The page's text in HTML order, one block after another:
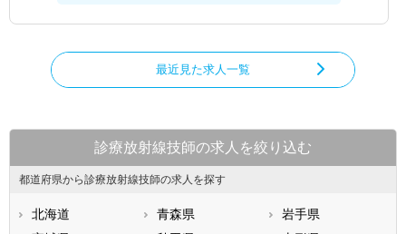
最近見た求人一覧
診療放射線技師の求人を絞り込む
都道府県から診療放射線技師の求人を探す
北海道 青森県
岩手県